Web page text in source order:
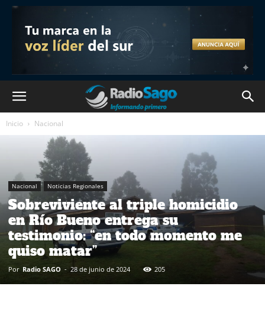
Inicio Nacional
Nacional Noticias Regionales
Sobreviviente al triple homicidio
en Río Bueno entrega su
testimonio: “en todo momento me
quiso matar”
Por Radio SAGO - 28 de junio de 2024 205